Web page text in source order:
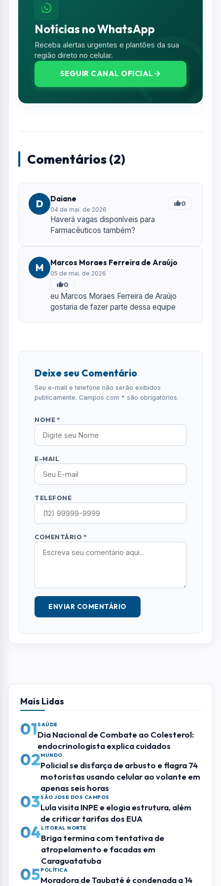
D 04 de mai. de 2026
Haverá vagas disponíveis para
Farmacêuticos também?
M
eu Marcos Moraes Ferreira de Araújo
Deixe seu Comentário
Seu e-mail e telefone não serão exibidos
NOME *
E-MAIL
COMENTÁRIO *
ENVIAR COMENTÁRIO
Mais Lidas
02 Policial se disfarça de arbusto e flagra 74
motoristas usando celular ao volante em
03SÃO JOSE DOS CAMPOS
Lula visita INPE e elogia estrutura, além
atropelamento e facadas em
Caraguatatuba
05
anos de prisão pelos atos de 8 de janeiro